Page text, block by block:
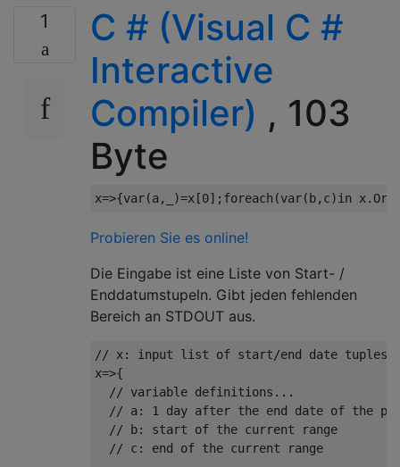
1
C # (Visual C #
Interactive
Compiler) , 103
Byte
x=>{var(a, )=x [0]; foreach (var( b, c)in x.
Probieren Sie es online!
Die Eingabe ist eine Liste von Start- /
Enddatumstupeln. Gibt jeden fehlenden
Bereich an STDOUT aus.
// x: input list of start/end date tuples
x=>{
// variable definitions...
// a: 1 day after the end date of the
// b: start of the current range
// c: end of the current range